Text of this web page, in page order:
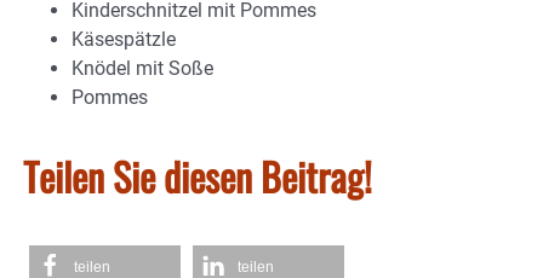
Kinderschnitzel mit Pommes
Käsespätzle
Knödel mit Soße
Pommes
Teilen Sie diesen Beitrag!
teilen teilen